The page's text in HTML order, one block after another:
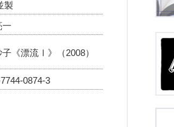
製
一
子《漂流Ⅰ》（2008）
0874-3